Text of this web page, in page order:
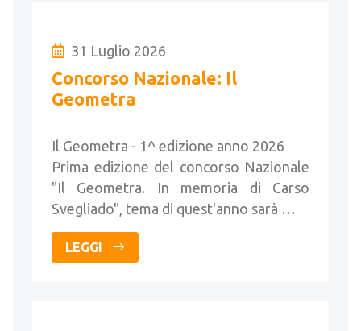
31 Luglio 2026
Concorso Nazionale: Il
Geometra
Il Geometra - 1^ edizione anno 2026
Prima edizione del concorso Nazionale
"Il Geometra. In memoria di Carso
Svegliado", tema di quest'anno sarà …
LEGGI